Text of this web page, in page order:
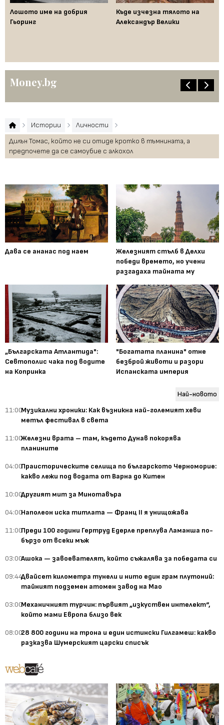
Лошото име на добрия
Гьоринг
Къде изчезна тялото на
Александър Велики
Money.bg
Истории
Личности
Дилън Томас, който не си отиде кротко в тъмнината, а
предпочете да се самоубие с алкохол
Дава се ананас под наем
Железният стълб в Делхи
победи времето, но учени
разгадаха тайната му
„Българската Атлантида":
Севтополис чака под водите
на Копринка
"Богатата планина" отне
безброй животи и разори
Испанската империя
Най-новото
11:00Музикални хроники: Как възникна най-големият хеви
метъл фестивал в света
11:00Железни врата – там, където Дунав покорява
планините
04:00Праисторическите селища по българското Черноморие:
какво лежи под водата от Варна до Китен
10:00Другият мит за Минотавъра
04:00Наполеон иска титлата — Франц II я унищожава
11:00Преди 100 години Гертруд Едерле преплува Ламанша по-
бързо от всеки мъж
03:00Ашока — завоевателят, който съжалява за победата си
09:44Двайсет километра тунели и нито един грам плутоний:
тайният подземен атомен завод на Мао
03:00Механичният турчин: първият „изкуствен интелект“,
който мами Европа близо век
08:0028 800 години на трона и един истински Гилгамеш: какво
разказва Шумерският царски списък